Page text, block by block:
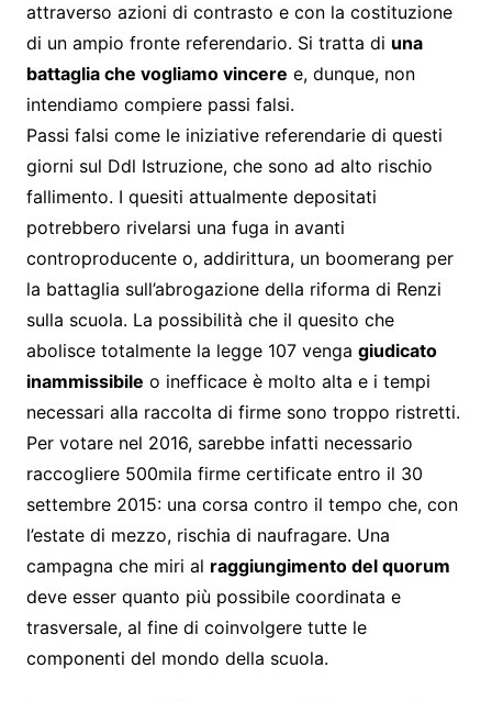
attraverso azioni di contrasto e con la costituzione
di un ampio fronte referendario. Si tratta di una
battaglia che vogliamo vincere e, dunque, non
intendiamo compiere passi falsi.
Passi falsi come le iniziative referendarie di questi
giorni sul Ddl Istruzione, che sono ad alto rischio
fallimento. I quesiti attualmente depositati
potrebbero rivelarsi una fuga in avanti
controproducente o, addirittura, un boomerang per
la battaglia sull’abrogazione della riforma di Renzi
sulla scuola. La possibilità che il quesito che
abolisce totalmente la legge 107 venga giudicato
inammissibile o inefficace è molto alta e i tempi
necessari alla raccolta di firme sono troppo ristretti.
Per votare nel 2016, sarebbe infatti necessario
raccogliere 500mila firme certificate entro il 30
settembre 2015: una corsa contro il tempo che, con
l’estate di mezzo, rischia di naufragare. Una
campagna che miri al raggiungimento del quorum
deve esser quanto più possibile coordinata e
trasversale, al fine di coinvolgere tutte le
componenti del mondo della scuola.